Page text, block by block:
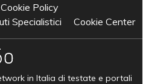
Policy
Specialistici
Cookie Center
in Italia di testate e portali